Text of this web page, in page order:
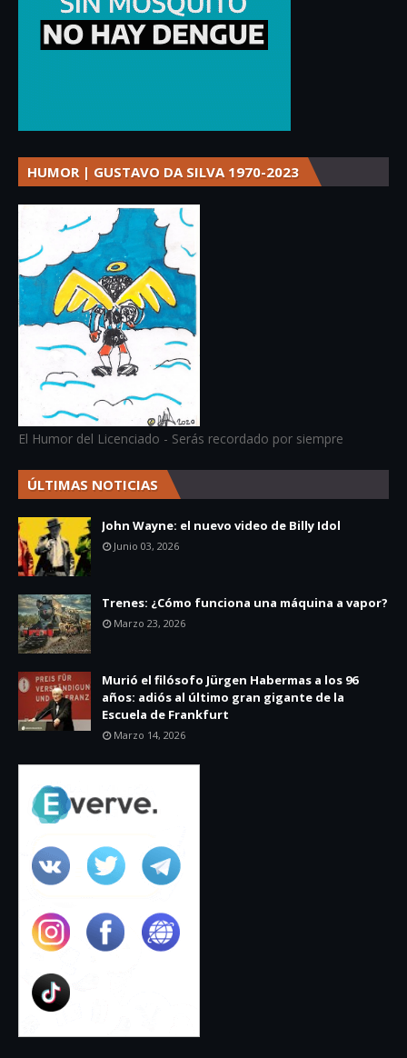
HUMOR | GUSTAVO DA SILVA 1970-2023
El Humor del Licenciado - Serás recordado por siempre
ÚLTIMAS NOTICIAS
John Wayne: el nuevo video de Billy Idol
Junio 03, 2026
Trenes: ¿Cómo funciona una máquina a vapor?
Marzo 23, 2026
Murió el filósofo Jürgen Habermas a los 96
años: adiós al último gran gigante de la
Escuela de Frankfurt
Marzo 14, 2026